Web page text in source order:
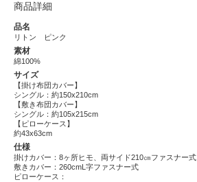
商品詳細
品名
リトン ピンク
素材
綿100%
サイズ
【掛け布団カバー】
シングル：約150x210cm
【敷き布団カバー】
シングル：約105x215cm
【ピローケース】
約43x63cm
仕様
掛けカバー：8ヶ所ヒモ、両サイド210㎝ファスナー式
敷きカバー：260cmL字ファスナー式
ピローケース：